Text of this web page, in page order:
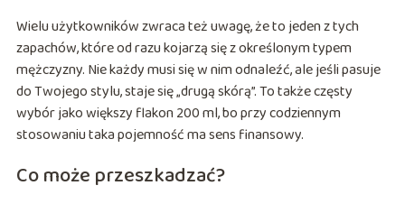
Wielu użytkowników zwraca też uwagę, że to jeden z tych
zapachów, które od razu kojarzą się z określonym typem
mężczyzny. Nie każdy musi się w nim odnaleźć, ale jeśli pasuje
do Twojego stylu, staje się „drugą skórą”. To także częsty
wybór jako większy flakon 200 ml, bo przy codziennym
stosowaniu taka pojemność ma sens finansowy.
Co może przeszkadzać?